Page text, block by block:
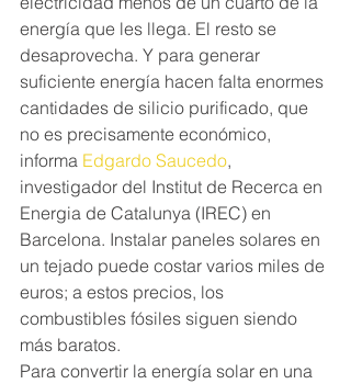
energía que les llega. El resto se
desaprovecha. Y para generar
suficiente energía hacen falta enormes
cantidades de silicio purificado, que
no es precisamente económico,
informa Edgardo Saucedo,
investigador del Institut de Recerca en
Energia de Catalunya (IREC) en
Barcelona. Instalar paneles solares en
un tejado puede costar varios miles de
euros; a estos precios, los
combustibles fósiles siguen siendo
más baratos.
Para convertir la energía solar en una